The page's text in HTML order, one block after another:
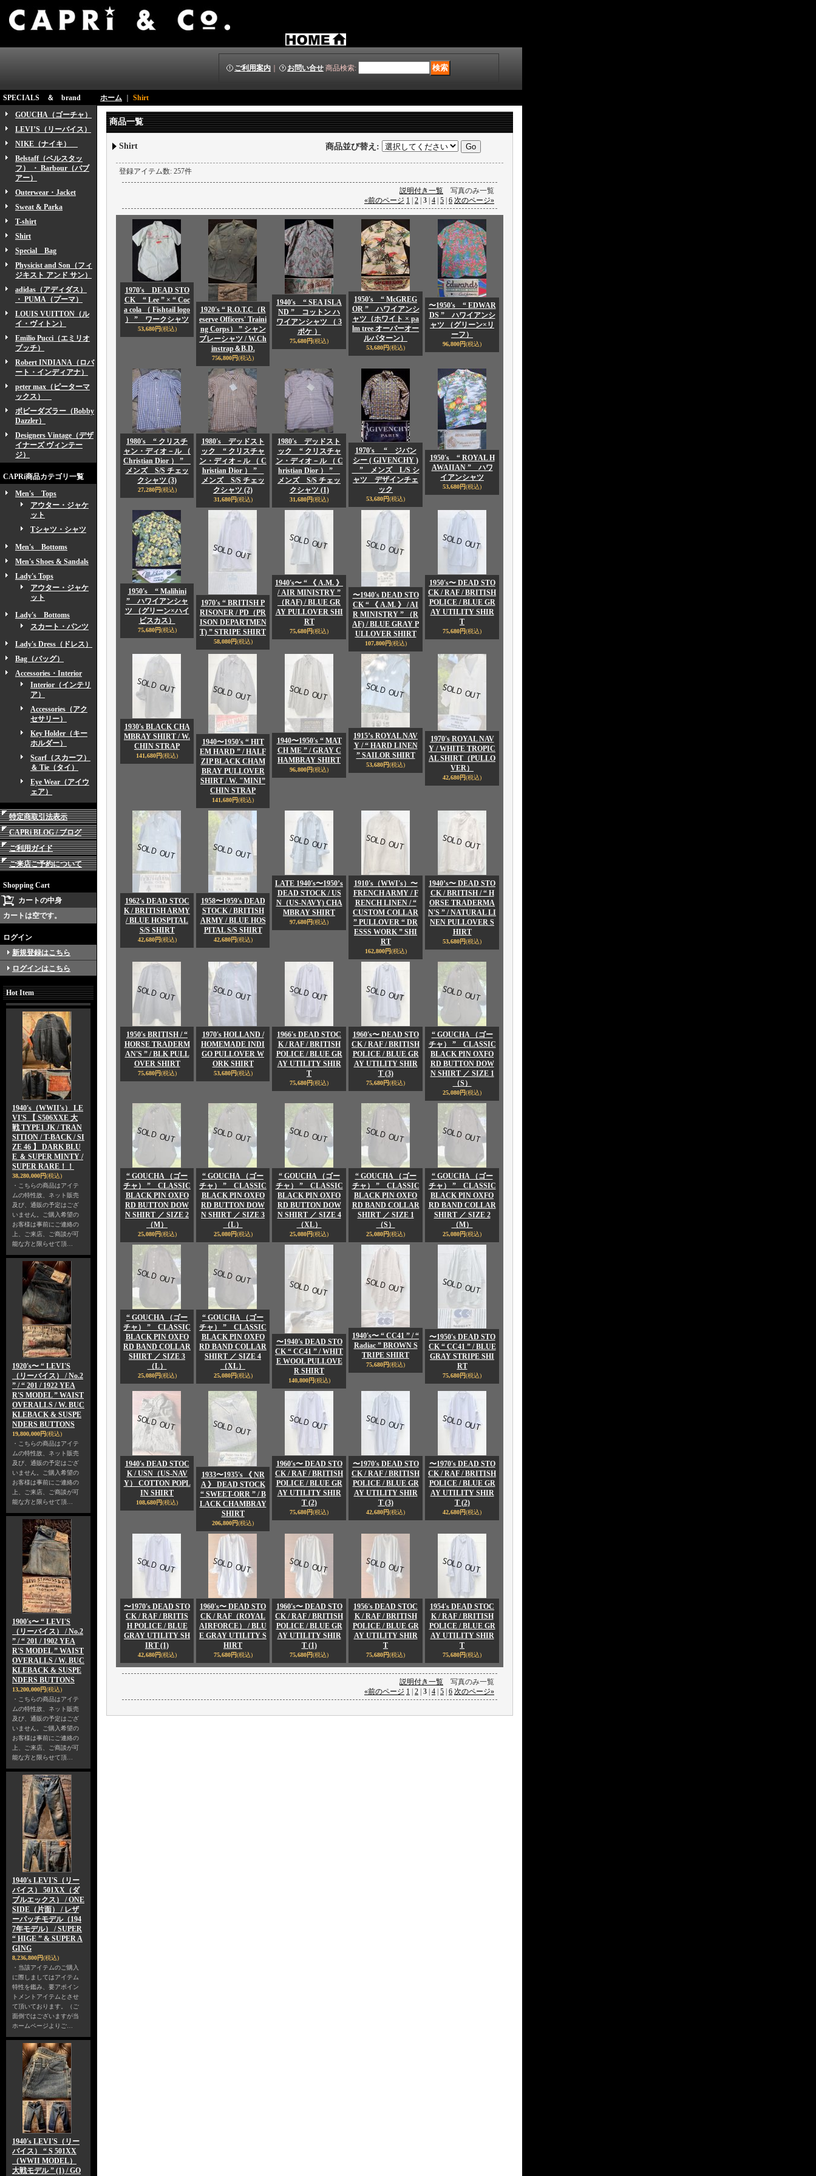
ご利用案内 お問い合せ 商品検索:
SPECIALS ＆ brand
GOUCHA（ゴーチャ）
LEVI’S（リーバイス）
NIKE（ナイキ）
Belstaff（ベルスタッ
フ） ・ Barbour（バブ
アー）
Outerwear・Jacket
Sweat & Parka
T-shirt
Shirt
Special Bag
Physicist and Son（フィ
ジキスト アンド サン）
adidas（アディダス）
・ PUMA（プーマ）
LOUIS VUITTON（ル
イ・ヴィトン）
Emilio Pucci（エミリオ
プッチ）
Robert INDIANA（ロバ
ート・インディアナ）
peter max（ピーターマ
ックス）
ボビーダズラー（Bobby
Dazzler）
Designers Vintage（デザ
イナーズ ヴィンテー
ジ）
CAPRi商品カテゴリ一覧
Men's Tops
アウター・ジャケ
ット
Tシャツ・シャツ
Men's Bottoms
Men's Shoes & Sandals
Lady's Tops
アウター・ジャケ
ット
Lady's Bottoms
スカート・パンツ
Lady's Dress（ドレス）
Bag（バッグ）
Accessories・Interior
Interior（インテリ
ア）
Accessories（アク
セサリー）
Key Holder（キー
ホルダー）
Scarf（スカーフ）
＆ Tie（タイ）
Eye Wear（アイウ
ェア）
特定商取引法表示
CAPRi BLOG / ブログ
ご利用ガイド
ご来店ご予約について
Shopping Cart
カートの中身
カートは空です。
ログイン
新規登録はこちら
ログインはこちら
Hot Item
1940's（WWII's） LE
VI'S 【 S506XXE 大
戦 TYPE1 JK / TRAN
SITION / T-BACK / SI
ZE 46 】 DARK BLU
E ＆ SUPER MINTY /
SUPER RARE！！
38,280,000円(税込)
・こちらの商品はアイテ
ムの特性故、ネット販売
及び、通販の予定はござ
いません。ご購入希望の
お客様は事前にご連絡の
上、ご来店、ご商談が可
能な方と限らせて頂…
1920's〜 “ LEVI'S
（リーバイス） / No.2
” / “ 201 / 1922 YEA
R'S MODEL ” WAIST
OVERALLS / W. BUC
KLEBACK & SUSPE
NDERS BUTTONS
19,800,000円(税込)
・こちらの商品はアイテ
ムの特性故、ネット販売
及び、通販の予定はござ
いません。ご購入希望の
お客様は事前にご連絡の
上、ご来店、ご商談が可
能な方と限らせて頂…
1900's〜 “ LEVI'S
（リーバイス） / No.2
” / “ 201 / 1902 YEA
R'S MODEL ” WAIST
OVERALLS / W. BUC
KLEBACK & SUSPE
NDERS BUTTONS
13,200,000円(税込)
・こちらの商品はアイテ
ムの特性故、ネット販売
及び、通販の予定はござ
いません。ご購入希望の
お客様は事前にご連絡の
上、ご来店、ご商談が可
能な方と限らせて頂…
1940's LEVI'S（リー
バイス） 501XX（ダ
ブルエックス） / ONE
SIDE（片面） / レザ
ーパッチモデル（194
7年モデル） / SUPER
“ HIGE ” & SUPER A
GING
8,236,800円(税込)
・当該アイテムのご購入
に際しましてはアイテム
特性を鑑み、要アポイン
トメントアイテムとさせ
て頂いております。（ご
面倒ではございますが当
ホームページよりご…
1940's LEVI'S（リー
バイス） “ S 501XX
（WWII MODEL）
大戦モデル ” (1) / GO
ホーム Shirt
商品一覧
Shirt 商品並び替え :
登録アイテム数: 257件
説明付き一覧 写真のみ一覧
«前のページ 1 2 3 4 5 6 次のページ»
1970's DEAD STO
CK “ Lee ” × “ Coc
a cola （ Fishtail logo
） ” ワークシャツ
53,680円(税込)
1920's “ R.O.T.C（R
eserve Officers' Traini
ng Corps） ” シャン
ブレーシャツ / W.Ch
instrap＆B.D.
756,800円(税込)
1940's “ SEA ISLA
ND ” コットン ハ
ワイアンシャツ （ 3
ポケ ）
75,680円(税込)
1950's “ McGREG
OR ” ハワイアンシ
ャツ（ホワイト × pa
lm tree オーバーオー
ルパターン）
53,680円(税込)
〜1950's “ EDWAR
DS ” ハワイアンシ
ャツ （グリーン×リ
ーフ）
96,800円(税込)
1980's “ クリスチ
ャン・ディオ－ル （
Christian Dior ） ”
メンズ S/S チェッ
クシャツ (3)
27,280円(税込)
1980's デッドスト
ック “ クリスチャ
ン・ディオ－ル （ C
hristian Dior ） ”
メンズ S/S チェッ
クシャツ (2)
31,680円(税込)
1980's デッドスト
ック “ クリスチャ
ン・ディオ－ル （ C
hristian Dior ） ”
メンズ S/S チェッ
クシャツ (1)
31,680円(税込)
1970's “ ジバン
シー ( GIVENCHY )
” メンズ L/S シ
ャツ デザインチェ
ック
53,680円(税込)
1950's “ ROYAL H
AWAIIAN ” ハワ
イアンシャツ
53,680円(税込)
1950's “ Malihini
” ハワイアンシャ
ツ （グリーン×ハイ
ビスカス）
75,680円(税込)
1970's “ BRITISH P
RISONER / PD（PR
ISON DEPARTMEN
T) ” STRIPE SHIRT
58,080円(税込)
1940's〜 “ 《 A.M. 》
/ AIR MINISTRY ”
（RAF) / BLUE GR
AY PULLOVER SHI
RT
75,680円(税込)
〜1940's DEAD STO
CK “ 《 A.M. 》 / AI
R MINISTRY ” （R
AF) / BLUE GRAY P
ULLOVER SHIRT
107,800円(税込)
1950's〜 DEAD STO
CK / RAF / BRITISH
POLICE / BLUE GR
AY UTILITY SHIR
T
75,680円(税込)
1930's BLACK CHA
MBRAY SHIRT / W.
CHIN STRAP
141,680円(税込)
1940〜1950's “ HIT
EM HARD ” / HALF
ZIP BLACK CHAM
BRAY PULLOVER
SHIRT / W. "MINI”
CHIN STRAP
141,680円(税込)
1940〜1950's “ MAT
CH ME ” / GRAY C
HAMBRAY SHIRT
96,800円(税込)
1915’s ROYAL NAV
Y / “ HARD LINEN
” SAILOR SHIRT
53,680円(税込)
1970's ROYAL NAV
Y / WHITE TROPIC
AL SHIRT（PULLO
VER）
42,680円(税込)
1962's DEAD STOC
K / BRITISH ARMY
/ BLUE HOSPITAL
S/S SHIRT
42,680円(税込)
1958〜1959's DEAD
STOCK / BRITISH
ARMY / BLUE HOS
PITAL S/S SHIRT
42,680円(税込)
LATE 1940's〜1950’s
DEAD STOCK / US
N（US-NAVY) CHA
MBRAY SHIRT
97,680円(税込)
1910's（WWI's）〜
FRENCH ARMY / F
RENCH LINEN / “
CUSTOM COLLAR
” PULLOVER “ DR
ESSS WORK ” SHI
RT
162,800円(税込)
1940’s〜 DEAD STO
CK / BRITISH / “ H
ORSE TRADERMA
N'S ” / NATURAL LI
NEN PULLOVER S
HIRT
53,680円(税込)
1950's BRITISH / “
HORSE TRADERM
AN'S ” / BLK PULL
OVER SHIRT
75,680円(税込)
1970's HOLLAND /
HOMEMADE INDI
GO PULLOVER W
ORK SHIRT
53,680円(税込)
1966's DEAD STOC
K / RAF / BRITISH
POLICE / BLUE GR
AY UTILITY SHIR
T
75,680円(税込)
1960's〜 DEAD STO
CK / RAF / BRITISH
POLICE / BLUE GR
AY UTILITY SHIR
T (3)
75,680円(税込)
“ GOUCHA （ゴー
チャ） ” CLASSIC
BLACK PIN OXFO
RD BUTTON DOW
N SHIRT ／ SIZE 1
（S）
25,080円(税込)
“ GOUCHA （ゴー
チャ） ” CLASSIC
BLACK PIN OXFO
RD BUTTON DOW
N SHIRT ／ SIZE 2
（M）
25,080円(税込)
“ GOUCHA （ゴー
チャ） ” CLASSIC
BLACK PIN OXFO
RD BUTTON DOW
N SHIRT ／ SIZE 3
（L）
25,080円(税込)
“ GOUCHA （ゴー
チャ） ” CLASSIC
BLACK PIN OXFO
RD BUTTON DOW
N SHIRT ／ SIZE 4
（XL）
25,080円(税込)
“ GOUCHA （ゴー
チャ） ” CLASSIC
BLACK PIN OXFO
RD BAND COLLAR
SHIRT ／ SIZE 1
（S）
25,080円(税込)
“ GOUCHA （ゴー
チャ） ” CLASSIC
BLACK PIN OXFO
RD BAND COLLAR
SHIRT ／ SIZE 2
（M）
25,080円(税込)
“ GOUCHA （ゴー
チャ） ” CLASSIC
BLACK PIN OXFO
RD BAND COLLAR
SHIRT ／ SIZE 3
（L）
25,080円(税込)
“ GOUCHA （ゴー
チャ） ” CLASSIC
BLACK PIN OXFO
RD BAND COLLAR
SHIRT ／ SIZE 4
（XL）
25,080円(税込)
〜1940's DEAD STO
CK “ CC41 ” / WHIT
E WOOL PULLOVE
R SHIRT
140,800円(税込)
1940's〜 “ CC41 ” / “
Radiac ” BROWN S
TRIPE SHIRT
75,680円(税込)
〜1950's DEAD STO
CK “ CC41 ” / BLUE
GRAY STRIPE SHI
RT
75,680円(税込)
1940's DEAD STOC
K / USN（US-NAV
Y） COTTON POPL
IN SHIRT
108,680円(税込)
1933〜1935's 《 NR
A 》 DEAD STOCK
“ SWEET-ORR ” / B
LACK CHAMBRAY
SHIRT
206,800円(税込)
1960's〜 DEAD STO
CK / RAF / BRITISH
POLICE / BLUE GR
AY UTILITY SHIR
T (2)
75,680円(税込)
〜1970's DEAD STO
CK / RAF / BRITISH
POLICE / BLUE GR
AY UTILITY SHIR
T (3)
42,680円(税込)
〜1970's DEAD STO
CK / RAF / BRITISH
POLICE / BLUE GR
AY UTILITY SHIR
T (2)
42,680円(税込)
〜1970's DEAD STO
CK / RAF / BRITIS
H POLICE / BLUE
GRAY UTILITY SH
IRT (1)
42,680円(税込)
1960's〜 DEAD STO
CK / RAF（ROYAL
AIRFORCE） / BLU
E GRAY UTILITY S
HIRT
75,680円(税込)
1960's〜 DEAD STO
CK / RAF / BRITISH
POLICE / BLUE GR
AY UTILITY SHIR
T (1)
75,680円(税込)
1956's DEAD STOC
K / RAF / BRITISH
POLICE / BLUE GR
AY UTILITY SHIR
T
75,680円(税込)
1954's DEAD STOC
K / RAF / BRITISH
POLICE / BLUE GR
AY UTILITY SHIR
T
75,680円(税込)
説明付き一覧 写真のみ一覧
«前のページ 1 2 3 4 5 6 次のページ»